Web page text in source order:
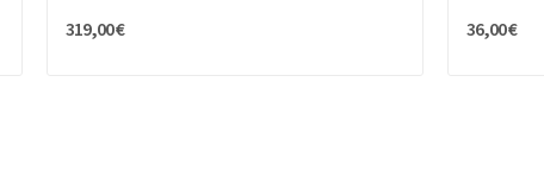
319,00 €
36,00 €